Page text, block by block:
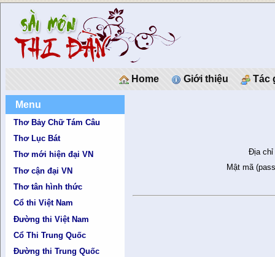
Home Giới thiệu Tác
Menu
Thơ Bảy Chữ Tám Câu
Thơ Lục Bát
Thơ mới hiện đại VN
Thơ cận đại VN
Thơ tân hình thức
Cổ thi Việt Nam
Đường thi Việt Nam
Cổ Thi Trung Quốc
Đường thi Trung Quốc
Địa chỉ
Mật mã